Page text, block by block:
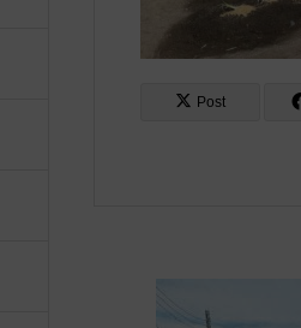
Post